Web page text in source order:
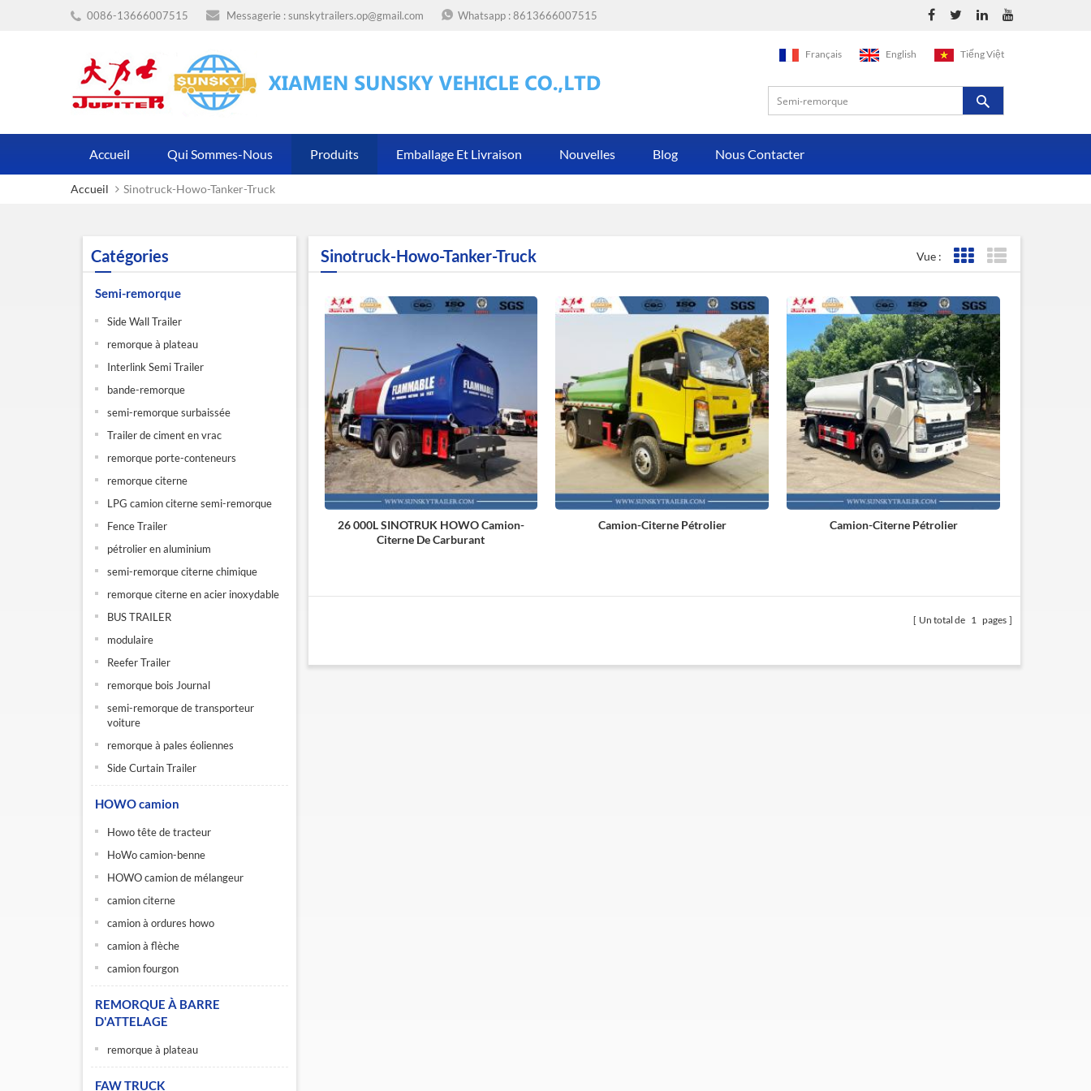
0086-13666007515 Messagerie :sunskytrailers.op@gmail.com Whatsapp :8613666007515
Français English Tiếng Việt
Accueil Qui Sommes-Nous Produits Emballage Et Livraison Nouvelles Blog Nous Contacter
Accueil Sinotruck-Howo-Tanker-Truck
Catégories
Semi-remorque
Side Wall Trailer
remorque à plateau
Interlink Semi Trailer
bande-remorque
semi-remorque surbaissée
Trailer de ciment en vrac
remorque porte-conteneurs
remorque citerne
LPG camion citerne semi-remorque
Fence Trailer
pétrolier en aluminium
semi-remorque citerne chimique
remorque citerne en acier inoxydable
BUS TRAILER
modulaire
Reefer Trailer
remorque bois Journal
semi-remorque de transporteur
voiture
remorque à pales éoliennes
Side Curtain Trailer
HOWO camion
Howo tête de tracteur
HoWo camion-benne
HOWO camion de mélangeur
camion citerne
camion à ordures howo
camion à flèche
camion fourgon
REMORQUE À BARRE
D'ATTELAGE
remorque à plateau
FAW TRUCK
Sinotruck-Howo-Tanker-Truck Vue : Affichage de la grille
26 000L SINOTRUK HOWO Camion-
Citerne De Carburant
Camion-Citerne Pétrolier Camion-Citerne Pétrolier
Un total de 1 pages